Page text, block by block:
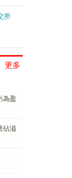
所
更多
為盈
佔溢